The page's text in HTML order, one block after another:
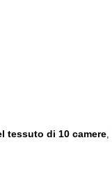
tessuto di 10 camere,